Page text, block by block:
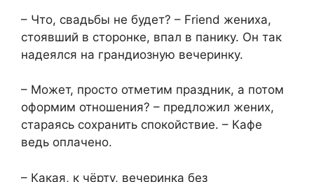
– Что, свадьбы не будет? – Friend жениха,
стоявший в сторонке, впал в панику. Он так
надеялся на грандиозную вечеринку.
– Может, просто отметим праздник, а потом
оформим отношения? – предложил жених,
стараясь сохранить спокойствие. – Кафе
ведь оплачено.
– Какая, к чёрту, вечеринка без